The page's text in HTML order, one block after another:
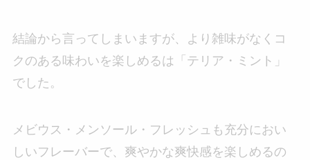
結論から言ってしまいますが、より雑味がなくコ
クのある味わいを楽しめるは「テリア・ミント」
でした。
メビウス・メンソール・フレッシュも充分におい
しいフレーバーで、爽やかな爽快感を楽しめるの